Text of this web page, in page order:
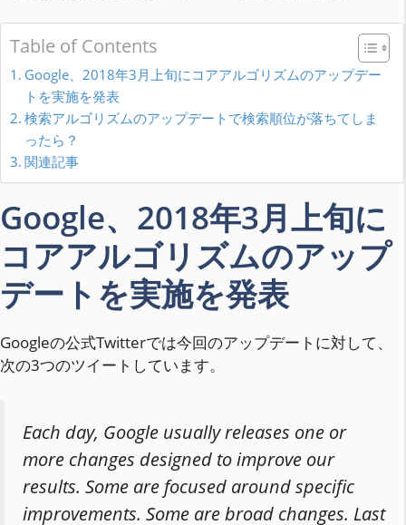
Table of Contents
Google、2018年3月上旬にコアアルゴリズムのアップデー
トを実施を発表
検索アルゴリズムのアップデートで検索順位が落ちてしま
ったら？
関連記事
Google、2018年3月上旬に
コアアルゴリズムのアップ
デートを実施を発表
Googleの公式Twitterでは今回のアップデートに対して、
次の3つのツイートしています。
Each day, Google usually releases one or
more changes designed to improve our
results. Some are focused around specific
improvements. Some are broad changes. Last